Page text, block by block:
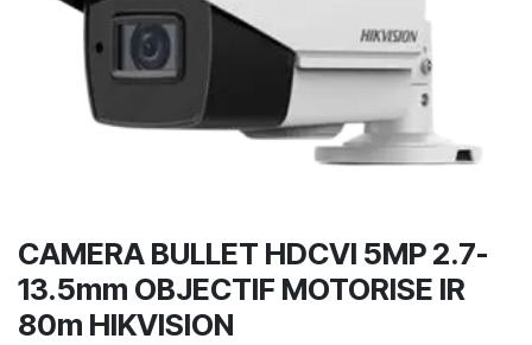
CAMERA BULLET HDCVI 5MP 2.7-
13.5mm OBJECTIF MOTORISE IR
80m HIKVISION